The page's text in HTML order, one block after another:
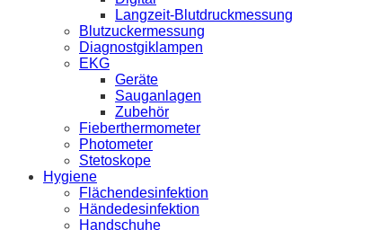
Langzeit-Blutdruckmessung
Blutzuckermessung
Diagnostgiklampen
EKG
Geräte
Sauganlagen
Zubehör
Fieberthermometer
Photometer
Stetoskope
Hygiene
Flächendesinfektion
Händedesinfektion
Handschuhe